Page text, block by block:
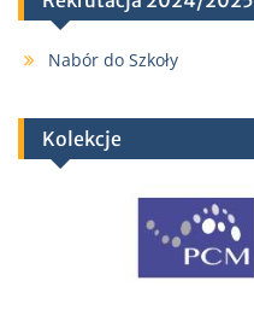
Nabór do Szkoły
Kolekcje